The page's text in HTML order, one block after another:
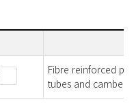
Fibre reinforced
tubes and